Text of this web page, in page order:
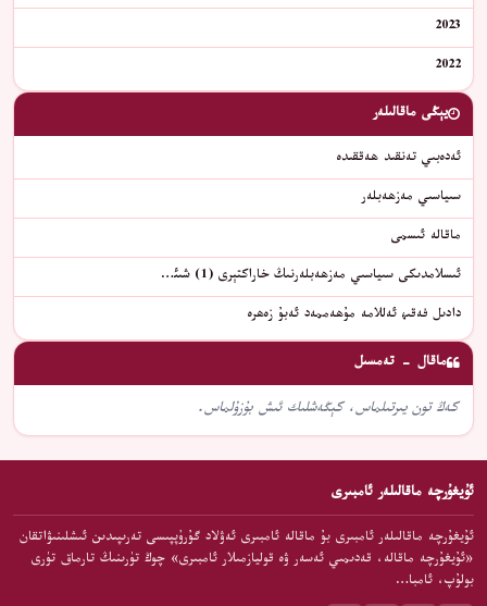
2023
2022
يېڭى ماقالىلەر
ئەدەبىي تەنقىد ھەققىدە
سىياسىي مەزھەبلەر
ماقالە ئىسمى
ئىسلامدىكى سىياسىي مەزھەبلەرنىڭ خاراكتېرى (1) شىئ…
دادىل فەقىھ ئەللامە مۇھەممەد ئەبۇ زەھرە
ماقال - تەمسىل
كەڭ تون يىرتىلماس، كېڭەشلىك ئىش بۇزۇلماس.
ئۇيغۇرچە ماقالىلەر ئامبىرى
ئۇيغۇرچە ماقالىلەر ئامبىرى بۇ ماقالە ئامبىرى ئەۋلاد گۇرۇپپىسى تەرىپىدىن ئىشلىنىۋاتقان
«ئۇيغۇرچە ماقالە، قەدىمىي ئەسەر ۋە قوليازمىلار ئامبىرى» چوڭ تۈرىنىڭ تارماق تۈرى
بولۇپ، ئامبا…